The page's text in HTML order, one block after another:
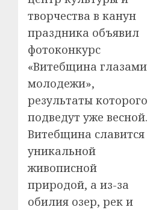
творчества в канун
праздника объявил
фотоконкурс
«Витебщина глазами
молодежи»,
результаты которого
подведут уже весной.
Витебщина славится
уникальной
живописной
природой, а из-за
обилия озер, рек и